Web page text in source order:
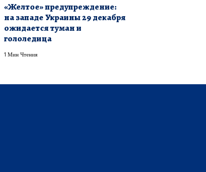
«Желтое» предупреждение:
на западе Украины 29 декабря
ожидается туман и
гололедица
1 Мин Чтения